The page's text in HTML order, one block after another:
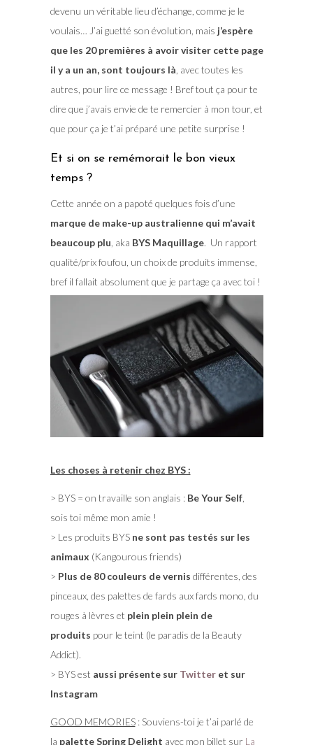
devenu un véritable lieu d’échange, comme je le
voulais… J’ai guetté son évolution, mais j’espère
que les 20 premières à avoir visiter cette page
il y a un an, sont toujours là , avec toutes les
autres, pour lire ce message ! Bref tout ça pour te
dire que j’avais envie de te remercier à mon tour, et
que pour ça je t’ai préparé une petite surprise !
Et si on se remémorait le bon vieux
temps ?
Cette année on a papoté quelques fois d’une
marque de make-up australienne qui m’avait
beaucoup plu , aka BYS Maquillage. Un rapport
qualité/prix foufou, un choix de produits immense,
bref il fallait absolument que je partage ça avec toi !
Les choses à retenir chez BYS :
> BYS = on travaille son anglais : Be Your Self,
sois toi même mon amie !
> Les produits BYS ne sont pas testés sur les
animaux (Kangourous friends)
> Plus de 80 couleurs de vernis différentes, des
pinceaux, des palettes de fards aux fards mono, du
rouges à lèvres et plein plein plein de
produits pour le teint (le paradis de la Beauty
Addict).
> BYS est aussi présente sur Twitteret sur
Instagram
GOOD MEMORIES: Souviens-toi je t’ai parlé de
la palette Spring Delight avec mon billet sur La